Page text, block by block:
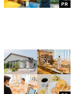
PR